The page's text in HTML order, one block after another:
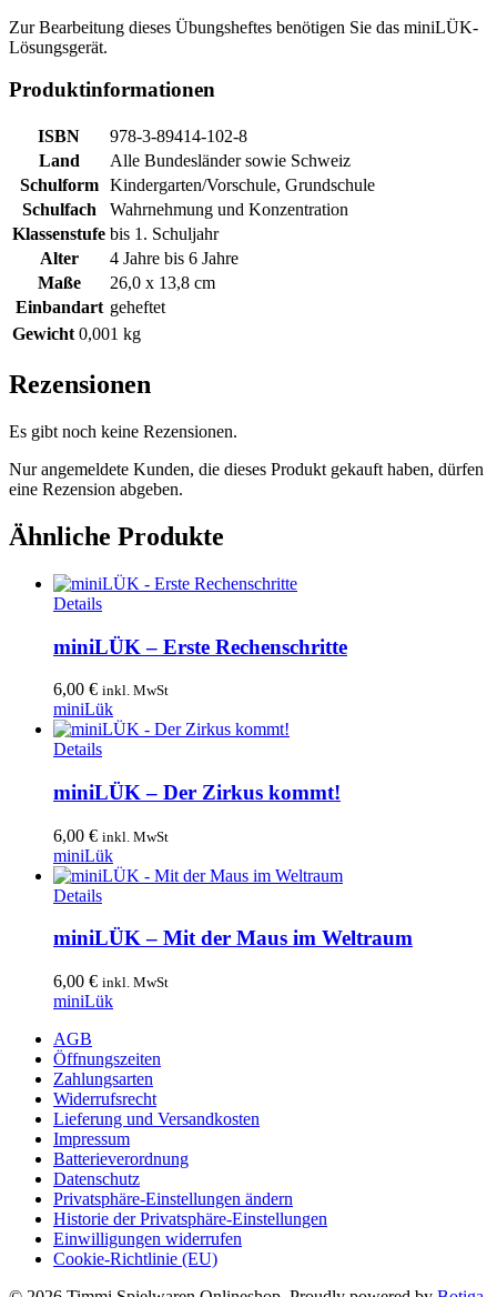
Zur Bearbeitung dieses Übungsheftes benötigen Sie das miniLÜK-
Lösungsgerät.
Produktinformationen
ISBN
978-3-89414-102-8
Land
Alle Bundesländersowie Schweiz
Schulform
Kindergarten/Vorschule, Grundschule
Schulfach
Wahrnehmung und Konzentration
Klassenstufe bis 1. Schuljahr
Alter
4 Jahre bis 6 Jahre
Maße
26,0 x 13,8 cm
Einbandart geheftet
Gewicht 0,001 kg
Rezensionen
Es gibt noch keine Rezensionen.
Nur angemeldete Kunden, die dieses Produkt gekauft haben, dürfen
eine Rezension abgeben.
Ähnliche Produkte
Details
miniLÜK – Erste Rechenschritte
6,00 € inkl. MwSt
miniLük
Details
miniLÜK – Der Zirkus kommt!
6,00 € inkl. MwSt
miniLük
Details
miniLÜK – Mit der Maus im Weltraum
6,00 € inkl. MwSt
miniLük
AGB
Öffnungszeiten
Zahlungsarten
Widerrufsrecht
Lieferung und Versandkosten
Impressum
Batterieverordnung
Datenschutz
Privatsphäre-Einstellungen ändern
Historie der Privatsphäre-Einstellungen
Einwilligungen widerrufen
Cookie-Richtlinie (EU)